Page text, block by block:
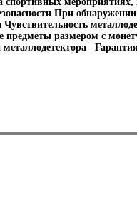
При
Чувствительность
предметы размером с
металлодетектора